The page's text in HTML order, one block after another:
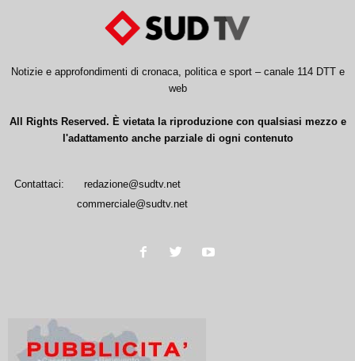
Notizie e approfondimenti di cronaca, politica e sport – canale 114 DTT e
web
All Rights Reserved. È vietata la riproduzione con qualsiasi mezzo e
l'adattamento anche parziale di ogni contenuto
Contattaci:
redazione@sudtv.net
commerciale@sudtv.net